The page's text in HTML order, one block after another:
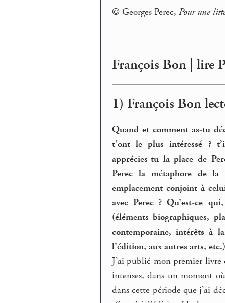
© Georges Perec,Pour une
François Bon | lire
1) François Bon
Quand et comment as-tu
t’ont le plus intéressé ?
apprécies-tu la place de
Perec la métaphore de
emplacement conjoint à
avec Perec ? Qu’est-ce
(éléments biographiques,
contemporaine, intérêts à
l’édition, aux autres arts,
J’ai publié mon premier
intenses, dans un moment
dans cette période que j’ai